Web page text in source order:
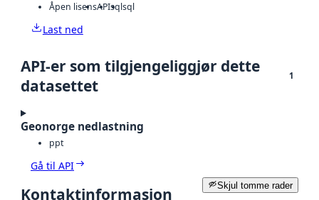
Åpen lisensAPIsqlsql
Last ned
API-er som tilgjengeliggjør dette
datasettet
1
Geonorge nedlastning
ppt
Gå til API
Skjul tomme rader
Kontaktinformasjon